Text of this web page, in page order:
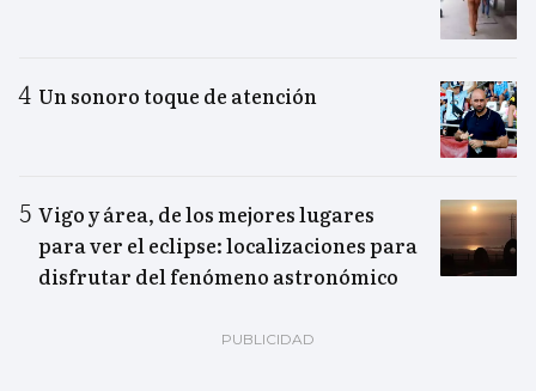
Un sonoro toque de atención
Vigo y área, de los mejores lugares
para ver el eclipse: localizaciones para
disfrutar del fenómeno astronómico